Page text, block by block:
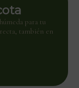
para tu
también en